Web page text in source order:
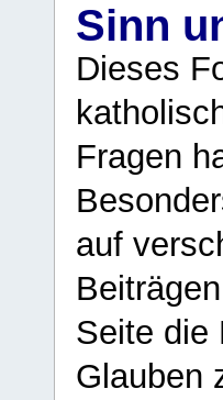
Sinn
Dieses
Fragen
auf
Seite die
Glauben